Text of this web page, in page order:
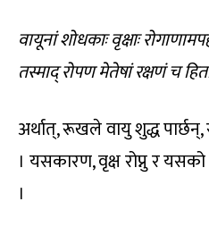
वायूनां शोधकाः वृक्षाः
तस्माद् रोपण मेतेषां रक्षणं च
अर्थात्, रूखले वायु शुद्ध
। यसकारण, वृक्ष रोप्नु र
।